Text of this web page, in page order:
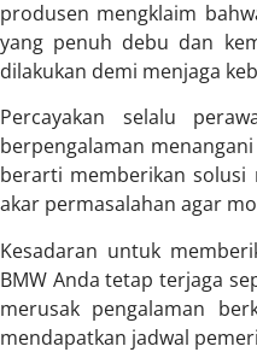
produsen mengklaim
yang penuh debu dan
dilakukan demi menjaga
Percayakan selalu
berpengalaman
berarti memberikan solusi
akar permasalahan agar
Kesadaran untuk
BMW Anda tetap terjaga
merusak pengalaman
mendapatkan jadwal